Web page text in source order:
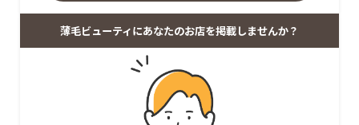
薄毛ビューティにあなたのお店を掲載しませんか？